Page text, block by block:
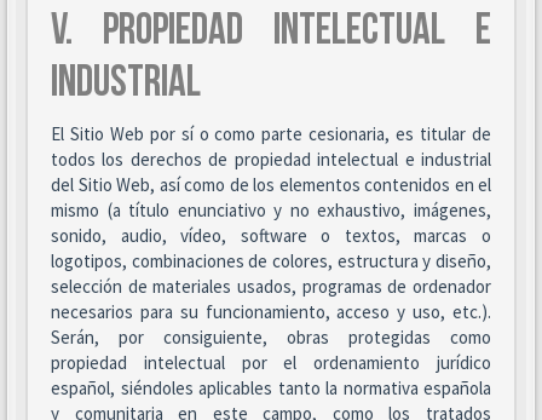
V. PROPIEDAD INTELECTUAL E
INDUSTRIAL
El Sitio Web por sí o como parte cesionaria, es titular de
todos los derechos de propiedad intelectual e industrial
del Sitio Web, así como de los elementos contenidos en el
mismo (a título enunciativo y no exhaustivo, imágenes,
sonido, audio, vídeo, software o textos, marcas o
logotipos, combinaciones de colores, estructura y diseño,
selección de materiales usados, programas de ordenador
necesarios para su funcionamiento, acceso y uso, etc.).
Serán, por consiguiente, obras protegidas como
propiedad intelectual por el ordenamiento jurídico
español, siéndoles aplicables tanto la normativa española
y comunitaria en este campo, como los tratados